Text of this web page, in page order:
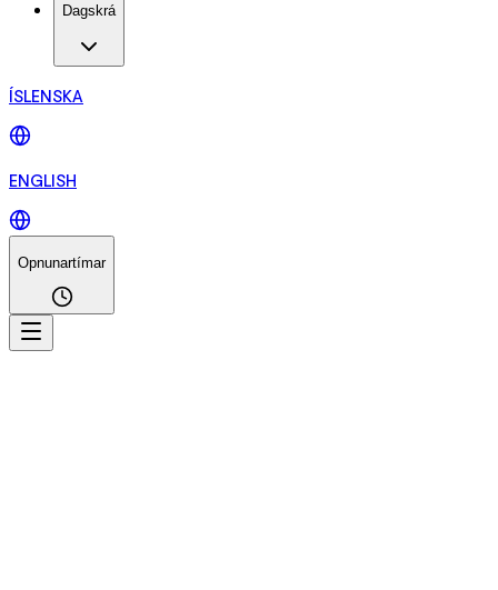
Dagskrá
ÍSLENSKA
ENGLISH
Opnunartímar